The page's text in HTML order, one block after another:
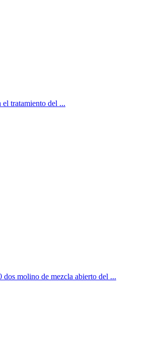
tratamiento del ...
molino de mezcla abierto del ...